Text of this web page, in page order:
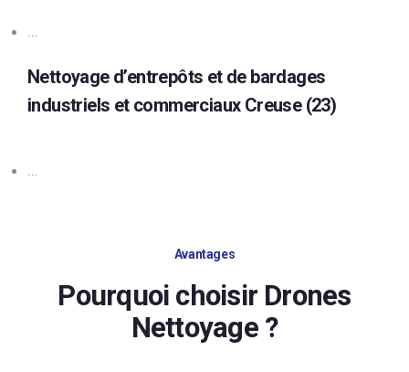
…
Nettoyage d’entrepôts et de bardages
industriels et commerciaux Creuse (23)
…
Avantages
Pourquoi choisir Drones
Nettoyage ?